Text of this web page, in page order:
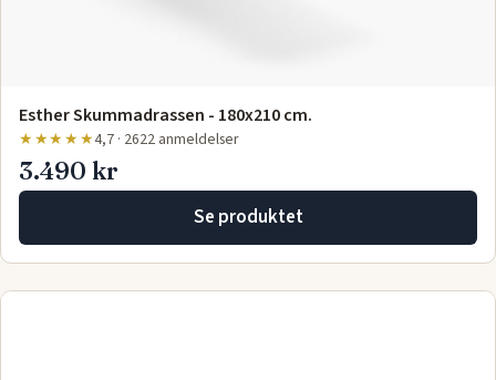
Esther Skummadrassen - 180x210 cm.
★★★★★4,7 · 2622 anmeldelser
3.490 kr
Se produktet